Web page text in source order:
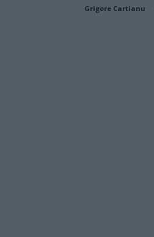
Grigore Cartianu